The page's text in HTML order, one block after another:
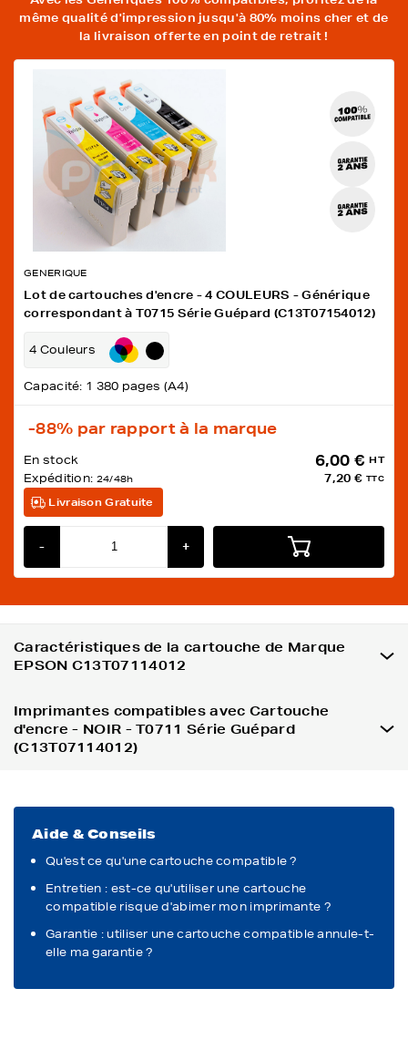
même qualité d'impression jusqu'à 80% moins cher et de
la livraison offerte en point de retrait !
GENERIQUE
Lot de cartouches d'encre - 4 COULEURS - Générique
correspondant à T0715 Série Guépard (C13T07154012)
4 Couleurs
Capacité: 1 380 pages (A4)
-88% par rapport à la marque
En stock
Expédition: 24/48h
6,00 € HT
7,20 € TTC
Livraison Gratuite
- +
Caractéristiques de la cartouche de Marque
EPSON C13T07114012
Imprimantes compatibles avec Cartouche
d'encre - NOIR - T0711 Série Guépard
(C13T07114012)
Aide & Conseils
Qu'est ce qu'une cartouche compatible ?
Entretien : est-ce qu'utiliser une cartouche
compatible risque d'abimer mon imprimante ?
Garantie : utiliser une cartouche compatible annule-t-
elle ma garantie ?